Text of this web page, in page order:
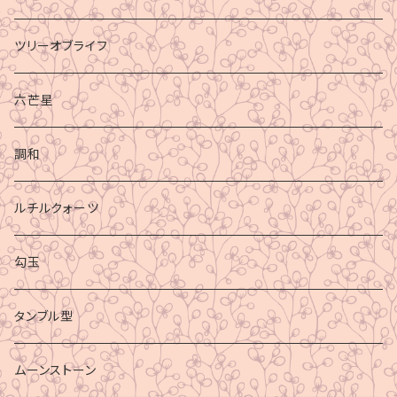
ツリーオブライフ
六芒星
調和
ルチルクォーツ
勾玉
タンブル型
ムーンストーン